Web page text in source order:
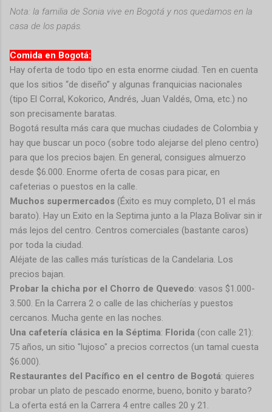
Nota: la familia de Sonia vive en Bogotá y nos quedamos en la
casa de los papás.
Comida en Bogotá:
Hay oferta de todo tipo en esta enorme ciudad. Ten en cuenta
que los sitios “de diseño” y algunas franquicias nacionales
(tipo El Corral, Kokorico, Andrés, Juan Valdés, Oma, etc.) no
son precisamente baratas.
Bogotá resulta más cara que muchas ciudades de Colombia y
hay que buscar un poco (sobre todo alejarse del pleno centro)
para que los precios bajen. En general, consigues almuerzo
desde $6.000. Enorme oferta de cosas para picar, en
cafeterias o puestos en la calle.
Muchos supermercados (Éxito es muy completo, D1 el más
barato). Hay un Exito en la Septima junto a la Plaza Bolivar sin ir
más lejos del centro. Centros comerciales (bastante caros)
por toda la ciudad.
Aléjate de las calles más turísticas de la Candelaria. Los
precios bajan.
Probar la chicha por el Chorro de Quevedo: vasos $1.000-
3.500. En la Carrera 2 o calle de las chicherías y puestos
cercanos. Mucha gente en las noches.
Una cafetería clásica en la Séptima: Florida (con calle 21):
75 años, un sitio "lujoso" a precios correctos (un tamal cuesta
$6.000).
Restaurantes del Pacífico en el centro de Bogotá: quieres
probar un plato de pescado enorme, bueno, bonito y barato?
La oferta está en la Carrera 4 entre calles 20 y 21.